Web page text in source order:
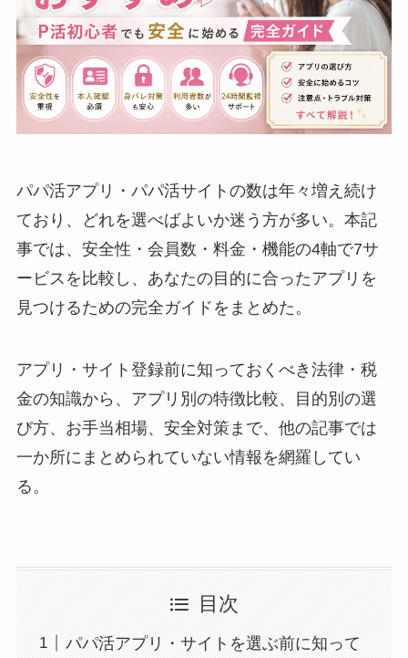
パパ活アプリ・パパ活サイトの数は年々増え続け
ており、どれを選べばよいか迷う方が多い。本記
事では、安全性・会員数・料金・機能の4軸で7サ
ービスを比較し、あなたの目的に合ったアプリを
見つけるための完全ガイドをまとめた。
アプリ・サイト登録前に知っておくべき法律・税
金の知識から、アプリ別の特徴比較、目的別の選
び方、お手当相場、安全対策まで、他の記事では
一か所にまとめられていない情報を網羅してい
る。
目次
パパ活アプリ・サイトを選ぶ前に知って